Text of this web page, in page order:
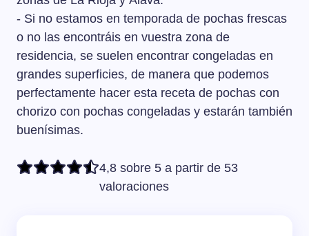
- Si no estamos en temporada de pochas frescas
o no las encontráis en vuestra zona de
residencia, se suelen encontrar congeladas en
grandes superficies, de manera que podemos
perfectamente hacer esta receta de pochas con
chorizo con pochas congeladas y estarán también
buenísimas.
4,8 sobre 5 a partir de 53
valoraciones